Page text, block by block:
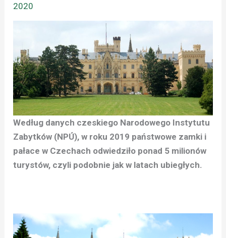
2020
Według danych czeskiego Narodowego Instytutu
Zabytków (NPÚ), w roku 2019 państwowe zamki i
pałace w Czechach odwiedziło ponad 5 milionów
turystów, czyli podobnie jak w latach ubiegłych.